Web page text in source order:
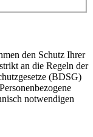
den Schutz Ihrer
an die Regeln der
(BDSG)
notwendigen